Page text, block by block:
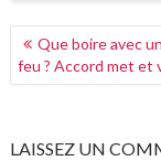
NAVIGATION
DE
L’ARTICLE
Que boire avec
feu ? Accord met et
LAISSEZ UN